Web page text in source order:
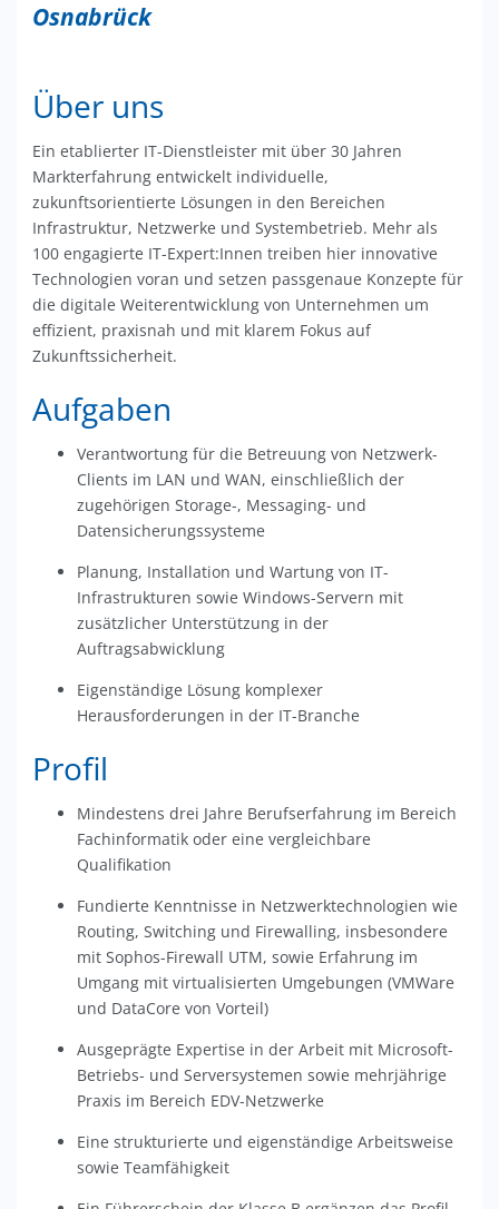
Osnabrück
Über uns
Ein etablierter IT-Dienstleister mit über 30 Jahren
Markterfahrung entwickelt individuelle,
zukunftsorientierte Lösungen in den Bereichen
Infrastruktur, Netzwerke und Systembetrieb. Mehr als
100 engagierte IT-Expert:Innen treiben hier innovative
Technologien voran und setzen passgenaue Konzepte für
die digitale Weiterentwicklung von Unternehmen um
effizient, praxisnah und mit klarem Fokus auf
Zukunftssicherheit.
Aufgaben
Verantwortung für die Betreuung von Netzwerk-
Clients im LAN und WAN, einschließlich der
zugehörigen Storage-, Messaging- und
Datensicherungssysteme
Planung, Installation und Wartung von IT-
Infrastrukturen sowie Windows-Servern mit
zusätzlicher Unterstützung in der
Auftragsabwicklung
Eigenständige Lösung komplexer
Herausforderungen in der IT-Branche
Profil
Mindestens drei Jahre Berufserfahrung im Bereich
Fachinformatik oder eine vergleichbare
Qualifikation
Fundierte Kenntnisse in Netzwerktechnologien wie
Routing, Switching und Firewalling, insbesondere
mit Sophos-Firewall UTM, sowie Erfahrung im
Umgang mit virtualisierten Umgebungen (VMWare
und DataCore von Vorteil)
Ausgeprägte Expertise in der Arbeit mit Microsoft-
Betriebs- und Serversystemen sowie mehrjährige
Praxis im Bereich EDV-Netzwerke
Eine strukturierte und eigenständige Arbeitsweise
sowie Teamfähigkeit